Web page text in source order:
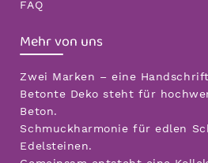
FAQ
Mehr von uns
Zwei Marken – eine Handschrift
Betonte Deko steht für
Beton.
Schmuckharmonie für edlen
Edelsteinen.